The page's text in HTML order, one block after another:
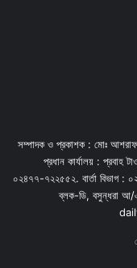
সম্পাদক ও প্রকাশক : মোঃ
প্রধান কার্যালয় : প্রবাহ
০২৪৭৭-৭২২৫৫২. বার্তা বিভাগ
ব্লক-ডি, বসুন্ধরা